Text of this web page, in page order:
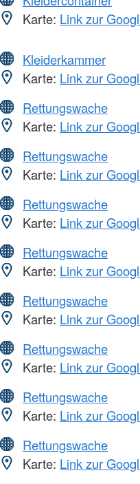
Karte: Link zur
Kleiderkammer
Karte: Link zur
Rettungswache
Karte: Link zur
Rettungswache
Karte: Link zur
Rettungswache
Karte: Link zur
Rettungswache
Karte: Link zur
Rettungswache
Karte: Link zur
Rettungswache
Karte: Link zur
Rettungswache
Karte: Link zur
Rettungswache
Karte: Link zur